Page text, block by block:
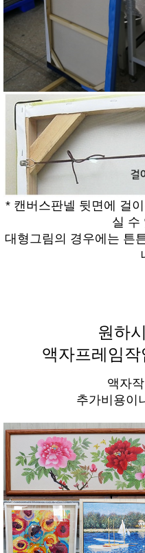
* 캔버스판넬 뒷면에 걸
실 수
대형그림의 경우에는 튼
원하
액자프레임
액자
추가비용이